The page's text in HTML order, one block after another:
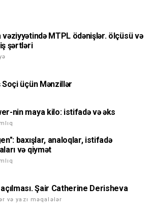
vəziyyətində MTPL ödənişlər. ölçüsü və
şərtləri
Soçi üçün Mənzillər
nin maya kilo: istifadə və əks
baxışlar, analoqlar, istifadə
və qiymət
Şair Catherine Derisheva
və yazı məqalələr